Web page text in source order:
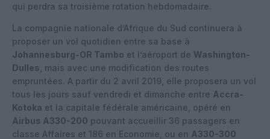
qui perdra sa troisième rotation hebdomadaire.
La compagnie nationale d’Afrique du Sud continuera à
proposer un vol quotidien entre sa base à
Johannesburg-OR Tambo et l’aéroport de Washington-
Dulles , mais avec une modification des routes
empruntées. A partir du 2 avril 2019, elle proposera un vol
tous les jours sauf vendredi et dimanche entre Accra-
Kotoka et la capitale fédérale américaine, opéré en
Airbus A330-200 pouvant accueillir 36 passagers en
classe Affaires et 186 en Economie, ou en A330-300